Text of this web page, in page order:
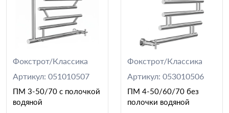
Фокстрот/Классика
Артикул: 051010507
ПМ 3-50/70 с полочкой
водяной
Фокстрот/Классика
Артикул: 053010506
ПМ 4-50/60/70 без
полочки водяной